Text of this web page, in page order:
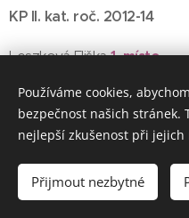
KP II. kat. roč. 2012-14
Leszková Eliška1. místo
Lípová Barbora 7. místo
Mansurová Kateřina 10.
celkový počet závodnic 15
KP III. kat. roč. 2010-12
Používáme cookies,
bezpečnost našich stránek.
nejlepší zkušenost při jejich
Přijmout nezbytné